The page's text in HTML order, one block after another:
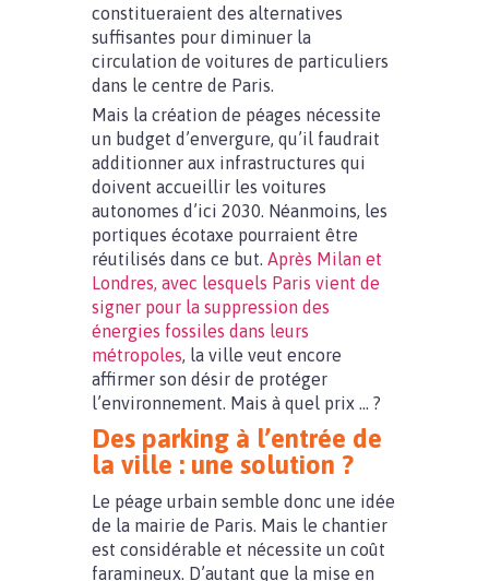
constitueraient des alternatives
suffisantes pour diminuer la
circulation de voitures de particuliers
dans le centre de Paris.
Mais la création de péages nécessite
un budget d’envergure, qu’il faudrait
additionner aux infrastructures qui
doivent accueillir les voitures
autonomes d’ici 2030. Néanmoins, les
portiques écotaxe pourraient être
réutilisés dans ce but. Après Milan et
Londres, avec lesquels Paris vient de
signer pour la suppression des
énergies fossiles dans leurs
métropoles, la ville veut encore
affirmer son désir de protéger
l’environnement. Mais à quel prix … ?
Des parking à l’entrée de
la ville : une solution ?
Le péage urbain semble donc une idée
de la mairie de Paris. Mais le chantier
est considérable et nécessite un coût
faramineux. D’autant que la mise en